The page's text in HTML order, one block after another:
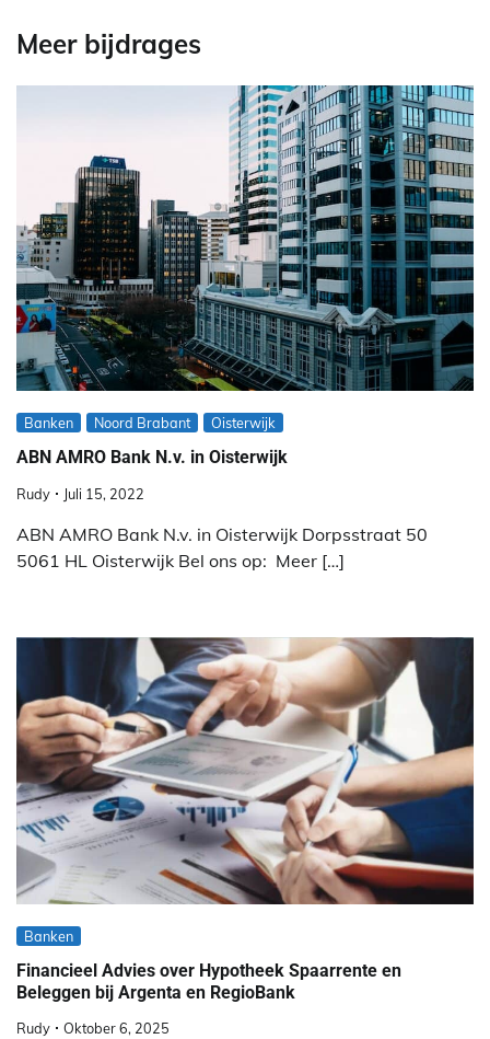
Meer bijdrages
Banken Noord Brabant Oisterwijk
ABN AMRO Bank N.v. in Oisterwijk
Rudy Juli 15, 2022
ABN AMRO Bank N.v. in Oisterwijk Dorpsstraat 50
5061 HL Oisterwijk Bel ons op: Meer […]
Banken
Financieel Advies over Hypotheek Spaarrente en
Beleggen bij Argenta en RegioBank
Rudy Oktober 6, 2025